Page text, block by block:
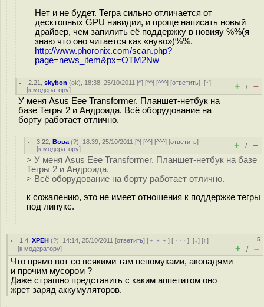
Нет и не будет. Тегра сильно отличается от
десктопных GPU нивидии, и проще написать новый
драйвер, чем запилить её поддержку в новияу %%(я
знаю что оно читается как «нуво»)%%.
http://www.phoronix.com/scan.php?
page=news_item&px=OTM2Nw
2.21 ,skybon (ok), 18:38, 25/10/2011 [^] [^^] [^^^] [ответить][↑]
[к модератору] + / –
У меня Asus Eee Transformer. Планшет-нетбук на
базе Тегры 2 и Андроида. Всё оборудование на
борту работает отлично.
3.22 ,Вова (?), 18:39, 25/10/2011 [^] [^^] [^^^] [ответить]
[к модератору] + / –
> У меня Asus Eee Transformer. Планшет-нетбук на базе
Тегры 2 и Андроида.
> Всё оборудование на борту работает отлично.
к сожалению, это не имеет отношения к поддержке тегры
под линукс.
1.4 ,XPEH (?), 14:14, 25/10/2011 [ответить] [ ﹢﹢﹢] [ · · ·][↓] [↑]
[к модератору]
–5
+ / –
Что прямо вот со всякими там непомуками, аконадями
и прочим мусором ?
Даже страшно представить с каким аппетитом оно
жрет заряд аккумуляторов.